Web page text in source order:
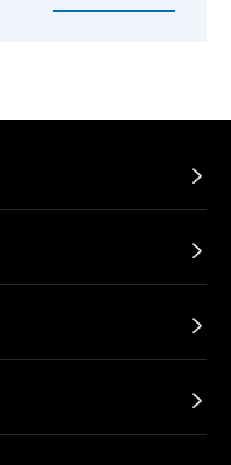



